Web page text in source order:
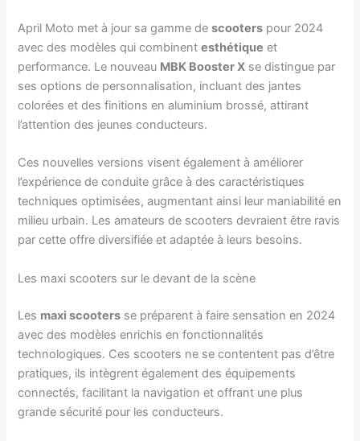
April Moto met à jour sa gamme descooters pour 2024
avec des modèles qui combinentesthétique et
performance. Le nouveau MBK Booster X se distingue par
ses options de personnalisation, incluant des jantes
colorées et des finitions en aluminium brossé, attirant
l’attention des jeunes conducteurs.
Ces nouvelles versions visent également à améliorer
l’expérience de conduite grâce à des caractéristiques
techniques optimisées, augmentant ainsi leur maniabilité en
milieu urbain. Les amateurs de scooters devraient être ravis
par cette offre diversifiée et adaptée à leurs besoins.
Les maxi scooters sur le devant de la scène
Les maxi scooters se préparent à faire sensation en 2024
avec des modèles enrichis en fonctionnalités
technologiques. Ces scooters ne se contentent pas d’être
pratiques, ils intègrent également des équipements
connectés, facilitant la navigation et offrant une plus
grande sécurité pour les conducteurs.